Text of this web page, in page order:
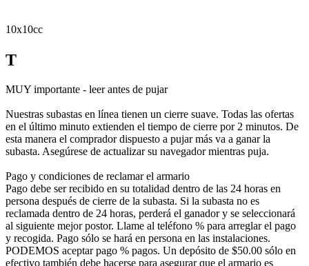
10x10cc
T
MUY importante - leer antes de pujar
Nuestras subastas en línea tienen un cierre suave. Todas las ofertas
en el último minuto extienden el tiempo de cierre por 2 minutos. De
esta manera el comprador dispuesto a pujar más va a ganar la
subasta. Asegúrese de actualizar su navegador mientras puja.
Pago y condiciones de reclamar el armario
Pago debe ser recibido en su totalidad dentro de las 24 horas en
persona después de cierre de la subasta. Si la subasta no es
reclamada dentro de 24 horas, perderá el ganador y se seleccionará
al siguiente mejor postor. Llame al teléfono % para arreglar el pago
y recogida. Pago sólo se hará en persona en las instalaciones.
PODEMOS aceptar pago % pagos. Un depósito de $50.00 sólo en
efectivo también debe hacerse para asegurar que el armario es